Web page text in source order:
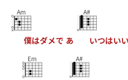
Am
僕はダメで あ
A#
いつはいい
Em A#